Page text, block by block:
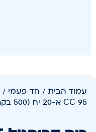
עמוד הבית / חד פעמי /
95 CC א-20 יח (500 בקרטון)